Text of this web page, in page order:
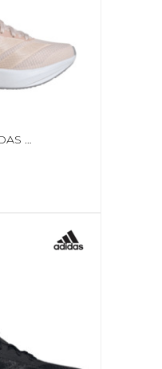
BUTY DAMSKIE ADIDAS DURAMO RC2 RUNNING JASNORÓŻOWE JS4432